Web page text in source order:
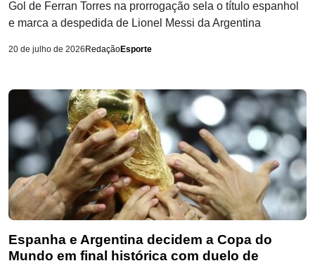
Gol de Ferran Torres na prorrogação sela o título espanhol
e marca a despedida de Lionel Messi da Argentina
20 de julho de 2026 RedaçãoEsporte
Espanha e Argentina decidem a Copa do
Mundo em final histórica com duelo de